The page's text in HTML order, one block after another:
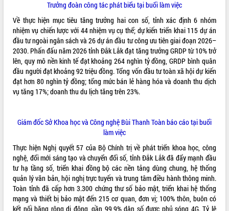
cải cách hành chính tỉnh Đắk Lắk
Kết nối tour, đẩy mạnh chuyển đổi số
để phát triển du lịch Đắk Lắk
Khởi động Dự án Đầu tư xây dựng hạ
tầng kỹ thuật Cụm công nghiệp Tân
Tiến
Gặp mặt các cơ quan báo chí nhân Kỷ
niệm 101 năm Ngày Báo chí Cách
hiện Đề án 06 của Chính phủ
Họp báo thông tin về Hội nghị Công bố
Quy hoạch và Xúc tiến đầu tư tỉnh Đắk
Lắk
Khơi thông điểm nghẽn, đẩy nhanh
giải ngân vốn khắc phục thiên tai
HĐND tỉnh thông qua điều chỉnh Quy
hoạch tỉnh thời kỳ 2021-2030
Trưởng đoàn công tác phát biểu tại buổi làm việc
Về thực hiện mục tiêu tăng trưởng hai con số, tỉnh xác định 6 nhóm
nhiệm vụ chiến lược với 44 nhiệm vụ cụ thể; dự kiến triển khai 115 dự án
đầu tư ngoài ngân sách và 26 dự án đầu tư công ưu tiên giai đoạn 2026–
2030. Phấn đấu năm 2026 tỉnh Đắk Lắk đạt tăng trưởng GRDP từ 10% trở
lên, quy mô nền kinh tế đạt khoảng 264 nghìn tỷ đồng, GRDP bình quân
đầu người đạt khoảng 92 triệu đồng. Tổng vốn đầu tư toàn xã hội dự kiến
đạt hơn 80 nghìn tỷ đồng; tổng mức bán lẻ hàng hóa và doanh thu dịch
vụ tăng 17%; doanh thu du lịch tăng trên 23%.
Giám đốc Sở Khoa học và Công nghệ Bùi Thanh Toàn báo cáo tại buổi
làm việc
Thực hiện Nghị quyết 57 của Bộ Chính trị về phát triển khoa học, công
nghệ, đổi mới sáng tạo và chuyển đổi số, tỉnh Đắk Lắk đã đẩy mạnh đầu
tư hạ tầng số, triển khai đồng bộ các nền tảng dùng chung, hệ thống
quản lý văn bản, hội nghị trực tuyến và trung tâm điều hành thông minh.
Toàn tỉnh đã cấp hơn 3.300 chứng thư số bảo mật, triển khai hệ thống
mạng và thiết bị bảo mật đến 215 cơ quan, đơn vị; 100% thôn, buôn có
kết nối băng rộng di động, gần 99,9% dân số được phủ sóng 4G. Tỷ lệ